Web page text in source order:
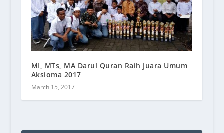
MI, MTs, MA Darul Quran Raih Juara Umum
Aksioma 2017
March 15, 2017